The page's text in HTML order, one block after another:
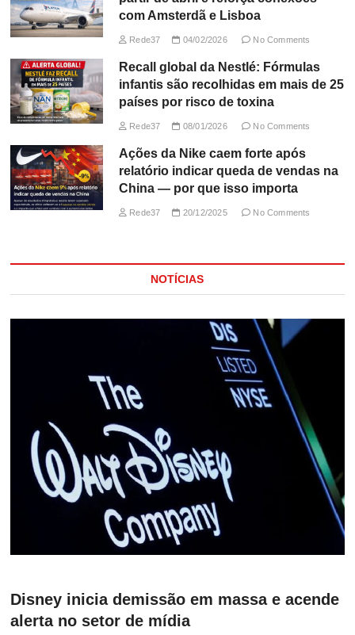
com Amsterdã e Lisboa
Rede37 04/02/2026 No Comments
Recall global da Nestlé: Fórmulas
infantis são recolhidas em mais de 25
países por risco de toxina
Rede37 08/01/2026 No Comments
Ações da Nike caem forte após
relatório indicar queda de vendas na
China — por que isso importa
Rede37 20/12/2025 No Comments
NOTÍCIAS
Disney inicia demissão em massa e acende
alerta no setor de mídia